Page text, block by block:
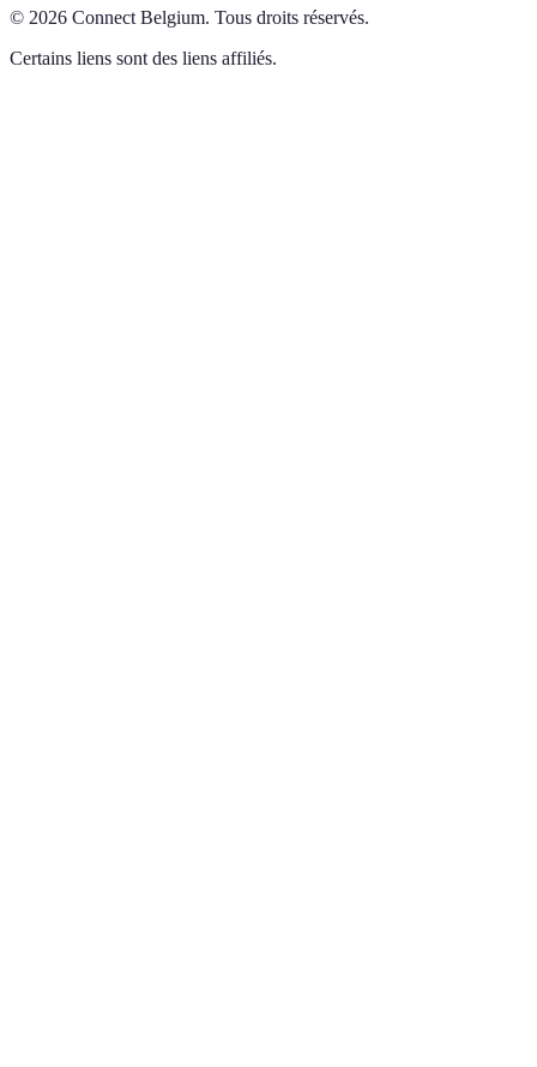
© 2026 Connect Belgium. Tous droits réservés.
Certains liens sont des liens affiliés.